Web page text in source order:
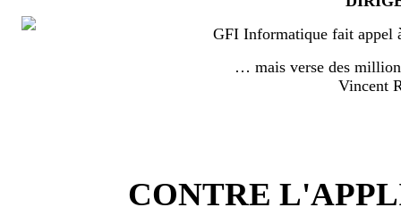
GFI Informatique fait appel
… mais verse des
Vincent
CONTRE